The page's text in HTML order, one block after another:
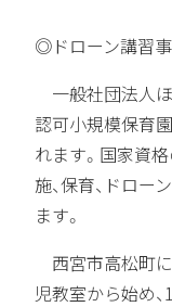
◎ドローン講習
一般社団法人ほ
認可小規模保育
れます。国家資
施、保育、ドロ
ます。
西宮市高松町
児教室から始め